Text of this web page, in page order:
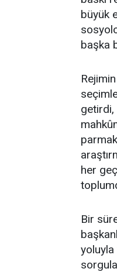
büyük
başka
getirdi,
her
Bir
yoluyla